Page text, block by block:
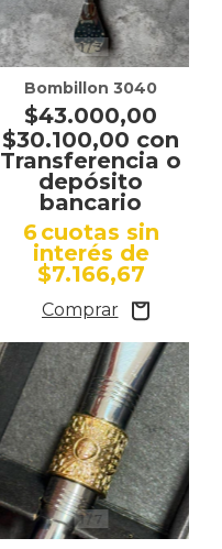
1/3
Bombillon 3040
$43.000,00
$30.100,00 con
Transferencia o
depósito
bancario
6cuotas sin
interés de
$7.166,67
1/7